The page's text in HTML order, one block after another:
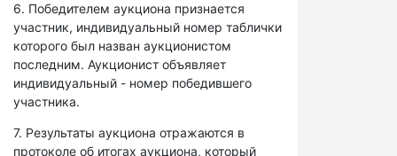
6. Победителем аукциона признается
участник, индивидуальный номер таблички
которого был назван аукционистом
последним. Аукционист объявляет
индивидуальный - номер победившего
участника.
7. Результаты аукциона отражаются в
протоколе об итогах аукциона, который